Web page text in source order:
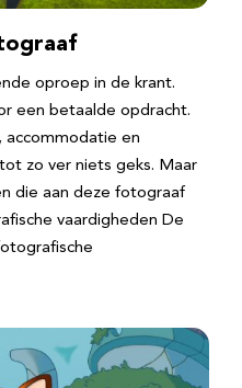
oproep in de krant.
een betaalde opdracht.
accommodatie en
zo ver niets geks. Maar
die aan deze fotograaf
vaardigheden De